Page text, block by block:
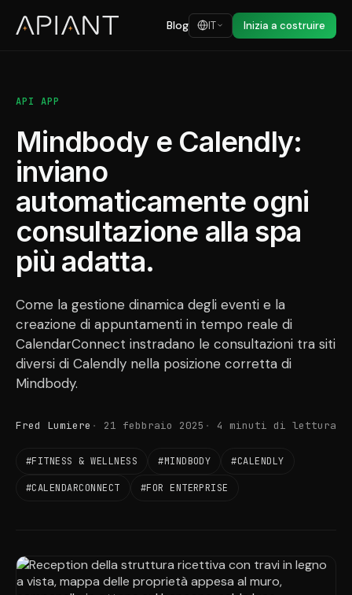
Blog IT Inizia a costruire
API APP
Mindbody e Calendly:
inviano
automaticamente ogni
consultazione alla spa
più adatta.
Come la gestione dinamica degli eventi e la
creazione di appuntamenti in tempo reale di
CalendarConnect instradano le consultazioni tra siti
diversi di Calendly nella posizione corretta di
Mindbody.
Fred Lumiere 21 febbraio 2025 4 minuti di lettura
#FITNESS & WELLNESS #MINDBODY #CALENDLY
#CALENDARCONNECT #FOR ENTERPRISE